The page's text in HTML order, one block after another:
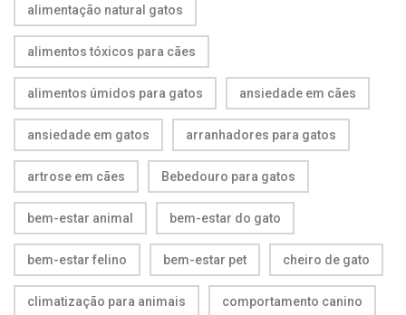
alimentação natural gatos
alimentos tóxicos para cães
alimentos úmidos para gatos ansiedade em cães
ansiedade em gatos arranhadores para gatos
artrose em cães Bebedouro para gatos
bem-estar animal bem-estar do gato
bem-estar felino bem-estar pet cheiro de gato
climatização para animais comportamento canino